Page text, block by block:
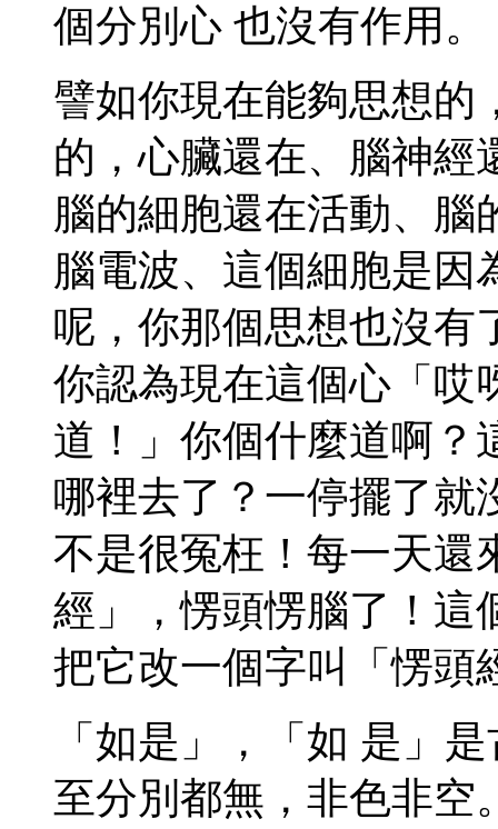
個分別心 也沒有作用。
譬如你現在能夠思想的
的，心臟還在、腦神經
腦的細胞還在活動、腦
腦電波、這個細胞是因
呢，你那個思想也沒有
你認為現在這個心「哎
道！」你個什麼道啊？
哪裡去了？一停擺了就
不是很冤枉！每一天還
經」，愣頭愣腦了！這
把它改一個字叫「愣頭
「如是」，「如 是」
至分別都無，非色非空